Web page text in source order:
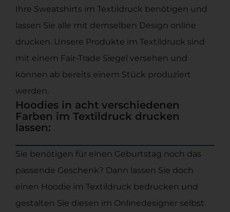
Ihre Sweatshirts im Textildruck benötigen und
lassen Sie alle mit demselben Design online
drucken. Unsere Produkte im Textildruck sind
mit einem Fair-Trade Siegel versehen und
können ab bereits einem Stück produziert
werden.
Hoodies in acht verschiedenen
Farben im Textildruck drucken
lassen:
Sie benötigen für einen Geburtstag noch das
passende Geschenk? Dann lassen Sie doch
einen Hoodie im Textildruck bedrucken und
gestalten Sie diesen im Onlinedesigner selbst.